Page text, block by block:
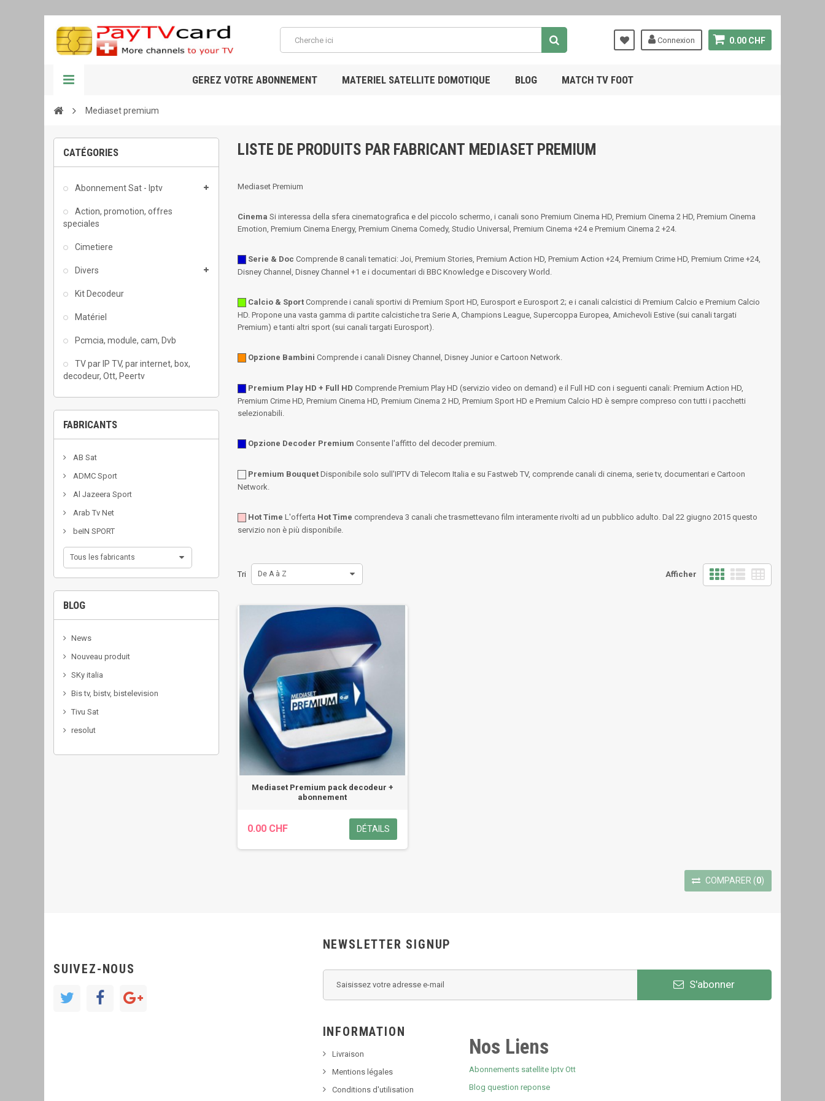
0.00 CHF
Connexion
GEREZ VOTRE ABONNEMENT MATERIEL SATELLITE DOMOTIQUE BLOG MATCH TV FOOT
Mediaset premium
CATÉGORIES
Abonnement Sat - Iptv
Action, promotion, offres
speciales
Cimetiere
Divers
Kit Decodeur
Matériel
Pcmcia, module, cam, Dvb
TV par IP TV, par internet, box,
decodeur, Ott, Peertv
FABRICANTS
AB Sat
ADMC Sport
Al Jazeera Sport
Arab Tv Net
beIN SPORT
Tous les fabricants
BLOG
News
Nouveau produit
SKy italia
Bis tv, bistv, bistelevision
Tivu Sat
resolut
LISTE DE PRODUITS PAR FABRICANT MEDIASET PREMIUM
Mediaset Premium
Cinema Si interessa della sfera cinematografica e del piccolo schermo, i canali sono Premium Cinema HD, Premium Cinema 2 HD, Premium Cinema
Emotion, Premium Cinema Energy, Premium Cinema Comedy, Studio Universal, Premium Cinema +24 e Premium Cinema 2 +24.
Serie & Doc Comprende 8 canali tematici: Joi, Premium Stories, Premium Action HD, Premium Action +24, Premium Crime HD, Premium Crime +24,
Disney Channel, Disney Channel +1 e i documentari di BBC Knowledge e Discovery World.
Calcio & Sport Comprende i canali sportivi di Premium Sport HD, Eurosport e Eurosport 2; e i canali calcistici di Premium Calcio e Premium Calcio
HD. Propone una vasta gamma di partite calcistiche tra Serie A, Champions League, Supercoppa Europea, Amichevoli Estive (sui canali targati
Premium) e tanti altri sport (sui canali targati Eurosport).
Opzione Bambini Comprende i canali Disney Channel, Disney Junior e Cartoon Network.
Premium Play HD + Full HD Comprende Premium Play HD (servizio video on demand) e il Full HD con i seguenti canali: Premium Action HD,
Premium Crime HD, Premium Cinema HD, Premium Cinema 2 HD, Premium Sport HD e Premium Calcio HD è sempre compreso con tutti i pacchetti
selezionabili.
Opzione Decoder Premium Consente l'affitto del decoder premium.
Premium Bouquet Disponibile solo sull'IPTV di Telecom Italia e su Fastweb TV, comprende canali di cinema, serie tv, documentari e Cartoon
Network.
Hot Time L'offerta Hot Time comprendeva 3 canali che trasmettevano film interamente rivolti ad un pubblico adulto. Dal 22 giugno 2015 questo
servizio non è più disponibile.
Afficher
Tri De A à Z
Mediaset Premium pack decodeur +
abonnement
0.00 CHF DÉTAILS
COMPARER (0)
SUIVEZ-NOUS
NEWSLETTER SIGNUP
S'abonner
INFORMATION
Livraison
Mentions légales
Conditions d'utilisation
Nos Liens
Abonnements satellite Iptv Ott
Blog question reponse